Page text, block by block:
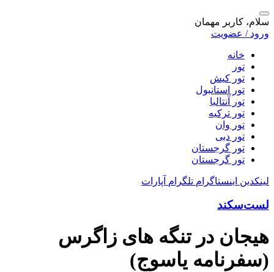
سلام، کاربر مهمان
ورود / عضویت
خانه
تور
تور کیش
تور استانبول
تور آنتالیا
تور ترکیه
تور وان
تور دبی
تور گرجستان
تور گرجستان
لینکدین اینستاگرام تلگرام آپارات
لست‌سکند
هیجان در تنگه های زاگرس
(سفرنامه یاسوج)